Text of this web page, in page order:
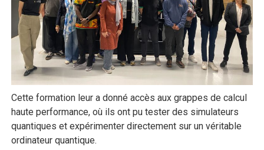
Cette formation leur a donné accès aux grappes de calcul
haute performance, où ils ont pu tester des simulateurs
quantiques et expérimenter directement sur un véritable
ordinateur quantique.